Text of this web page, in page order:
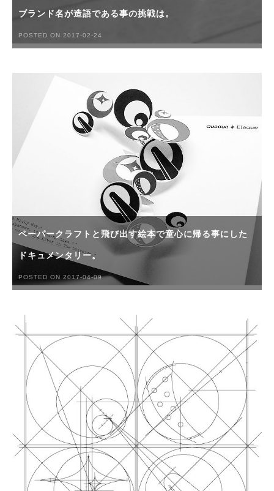
ブランド名が造語である事の挑戦は。
POSTED ON 2017-02-24
ペーパークラフトと飛び出す絵本で童心に帰る事にした
ドキュメンタリー。
POSTED ON 2017-04-09